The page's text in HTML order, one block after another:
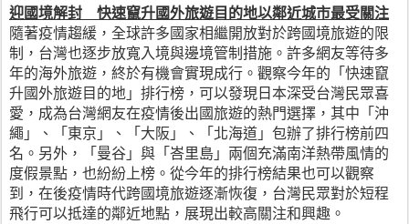
迎國境解封　快速竄升國外旅遊目的地以鄰近城市最受關注
隨著疫情趨緩，全球許多國家相繼開放對於跨國境旅遊的限
制，台灣也逐步放寬入境與邊境管制措施。許多網友等待多
年的海外旅遊，終於有機會實現成行。觀察今年的「快速竄
升國外旅遊目的地」排行榜，可以發現日本深受台灣民眾喜
愛，成為台灣網友在疫情後出國旅遊的熱門選擇，其中「沖
繩」、「東京」、「大阪」、「北海道」包辦了排行榜前四
名。另外，「曼谷」與「峇里島」兩個充滿南洋熱帶風情的
度假景點，也紛紛上榜。從今年的排行榜結果也可以觀察
到，在後疫情時代跨國境旅遊逐漸恢復，台灣民眾對於短程
飛行可以抵達的鄰近地點，展現出較高關注和興趣。